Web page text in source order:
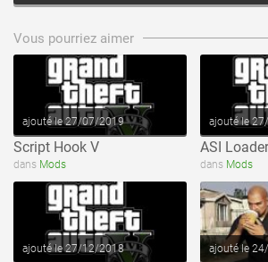
Vous pourriez aimer
ajouté le 27/07/2019
Script Hook V
dans Mods
ajouté le
ASI Loader
dans Mods
voir ce fichier
ajouté le 27/12/2018 ajouté le